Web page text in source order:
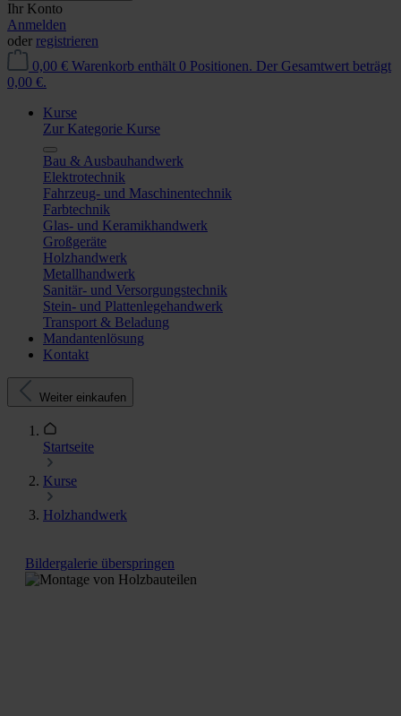
Ihr Konto
Anmelden
oder registrieren
0,00 € Warenkorb enthält 0 Positionen. Der Gesamtwert beträgt
0,00 €.
Kurse
Zur Kategorie Kurse
Bau & Ausbauhandwerk
Elektrotechnik
Fahrzeug- und Maschinentechnik
Farbtechnik
Glas- und Keramikhandwerk
Großgeräte
Holzhandwerk
Metallhandwerk
Sanitär- und Versorgungstechnik
Stein- und Plattenlegehandwerk
Transport & Beladung
Mandantenlösung
Kontakt
Weiter einkaufen
Startseite
Kurse
Holzhandwerk
Bildergalerie überspringen